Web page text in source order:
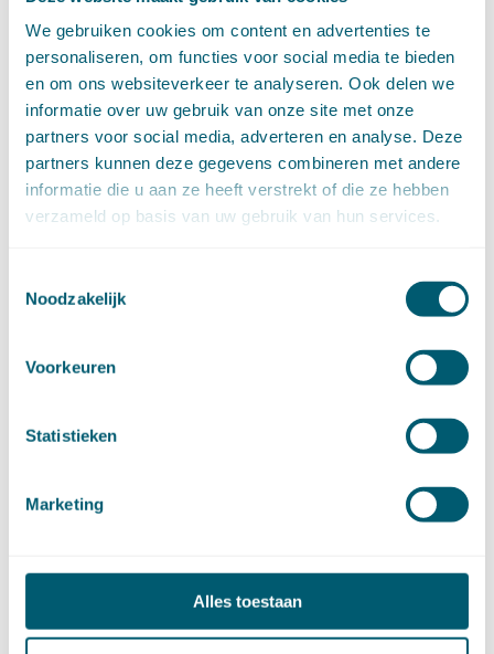
We gebruiken cookies om content en advertenties te
personaliseren, om functies voor social media te bieden
en om ons websiteverkeer te analyseren. Ook delen we
informatie over uw gebruik van onze site met onze
partners voor social media, adverteren en analyse. Deze
partners kunnen deze gegevens combineren met andere
informatie die u aan ze heeft verstrekt of die ze hebben
verzameld op basis van uw gebruik van hun services.
Noodzakelijk
Voorkeuren
Statistieken
Marketing
Alles toestaan
maart (14)
februari (11)
januari (15)
►
2020 (154)
december (6)
november (14)
oktober (14)
september (8)
juni (14)
maart (15)
►
2019 (147)
november (8)
oktober (13)
augustus (10)